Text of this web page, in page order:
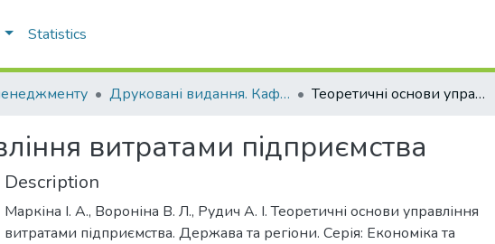
Statistics
Друковані видання. Кафедра менеджменту ім. І.А. Маркіної Теоретичні основи управління витратами підприємства
витратами підприємства
Description
Маркіна І. А., Вороніна В. Л., Рудич А. І. Теоретичні основи управління
витратами підприємства. Держава та регіони. Серія: Економіка та